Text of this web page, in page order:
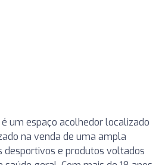
é um espaço acolhedor localizado
na venda de uma ampla
desportivos e produtos voltados